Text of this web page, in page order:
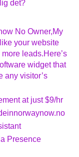
det?
No Owner,My
your website
leads.Here’s
widget that
any visitor’s
at just $9/hr
Presence